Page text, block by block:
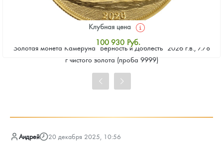
Золотая монета Камеруна "Верность и Доблесть" 2026 г.в., 7.78
г чистого золота (проба 9999)
Клубная цена
100 930 Руб.
Стандартная цена
Цена выкупа
Андрей 20 декабря 2025, 10:56